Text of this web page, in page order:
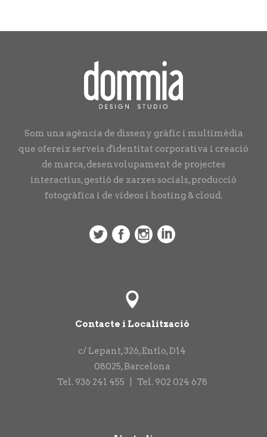
Som una agència de disseny gràfic i multimèdia
que ofereix serveis d'identitat corporativa i creació
de marca, desenvolupament de projectes
interactius, gestió de xarxes socials, producció
fotogràfica i de vídeos i hosting & cloud.
Contacte i Localització
c/ Lepant, 326, Entlo, D14
08025,Barcelona
Tel. 936 241 455 Tel. 902 024 678